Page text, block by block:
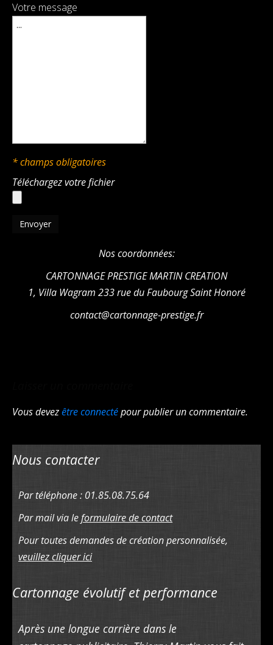
Votre message
* champs obligatoires
Téléchargez votre fichier
Nos coordonnées:
CARTONNAGE PRESTIGE MARTIN CREATION
1, Villa Wagram 233 rue du Faubourg Saint Honoré
contact@cartonnage-prestige.fr
Vous devezêtre connectépour publier un commentaire.
Nous contacter
Par téléphone : 01.85.08.75.64
Par mail via leformulaire de contact
Pour toutes demandes de création personnalisée,
veuillez cliquer ici
Cartonnage évolutif et performance
Après une longue carrière dans le